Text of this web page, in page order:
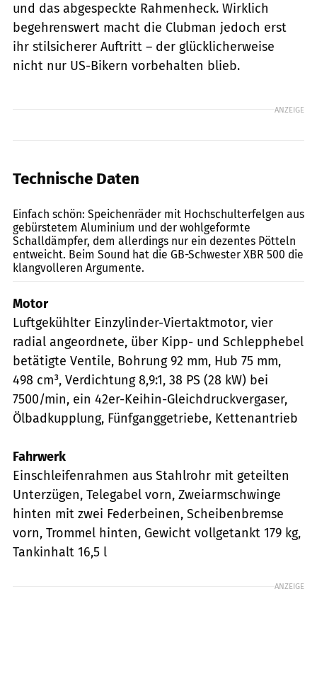
und das abgespeckte Rahmenheck. Wirklich
begehrenswert macht die Clubman jedoch erst
ihr stilsicherer Auftritt – der glücklicherweise
nicht nur US-Bikern vorbehalten blieb.
ANZEIGE
Technische Daten
Einfach schön: Speichenräder mit Hochschulterfelgen aus
gebürstetem Aluminium und der wohlgeformte
Schalldämpfer, dem allerdings nur ein dezentes Pötteln
entweicht. Beim Sound hat die GB-Schwester XBR 500 die
klangvolleren Argumente.
Motor
Luftgekühlter Einzylinder-Viertaktmotor, vier
radial angeordnete, über Kipp- und Schlepphebel
betätigte Ventile, Bohrung 92 mm, Hub 75 mm,
498 cm³, Verdichtung 8,9:1, 38 PS (28 kW) bei
7500/min, ein 42er-Keihin-Gleichdruckvergaser,
Ölbadkupplung, Fünfganggetriebe, Kettenantrieb
Fahrwerk
Einschleifenrahmen aus Stahlrohr mit geteilten
Unterzügen, Telegabel vorn, Zweiarmschwinge
hinten mit zwei Federbeinen, Scheibenbremse
vorn, Trommel hinten, Gewicht vollgetankt 179 kg,
Tankinhalt 16,5 l
ANZEIGE